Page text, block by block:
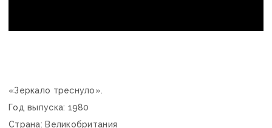
«Зеркало треснуло».
Год выпуска: 1980
Страна: Великобритания